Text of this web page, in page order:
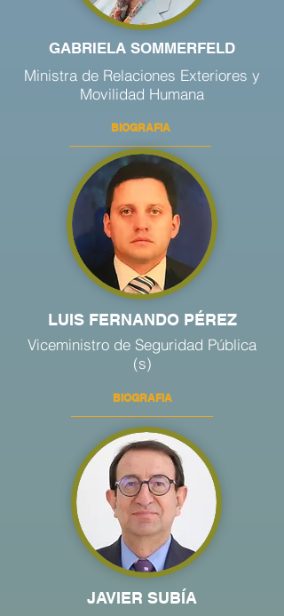
GABRIELA SOMMERFELD
Ministra de Relaciones Exteriores y
Movilidad Humana
BIOGRAFIA
LUIS FERNANDO PÉREZ
Viceministro de Seguridad Pública
(s)
BIOGRAFIA
JAVIER SUBÍA